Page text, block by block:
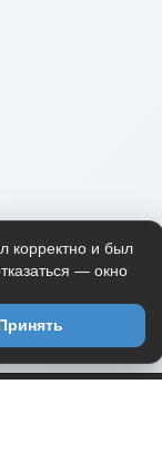
корректно и был
— окно